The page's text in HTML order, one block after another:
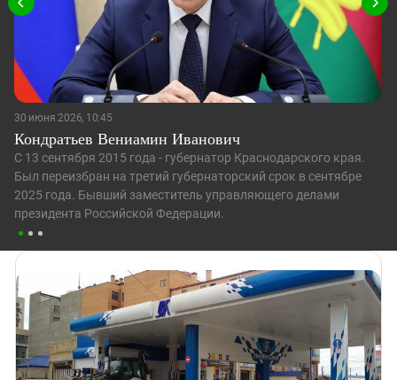
30 июня 2026, 10:45
Кондратьев Вениамин Иванович
С 13 сентября 2015 года - губернатор Краснодарского края.
Был переизбран на третий губернаторский срок в сентябре
2025 года. Бывший заместитель управляющего делами
президента Российской Федерации.